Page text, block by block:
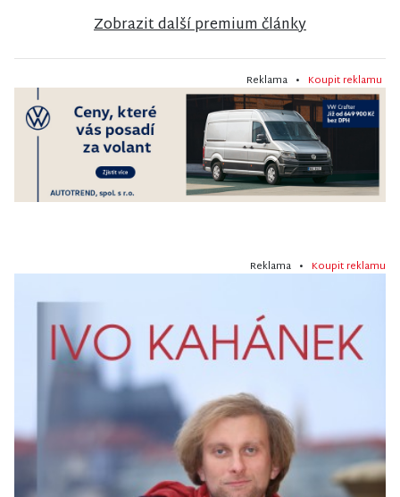
Zobrazit další premium články
Reklama • Koupit reklamu
Reklama • Koupit reklamu